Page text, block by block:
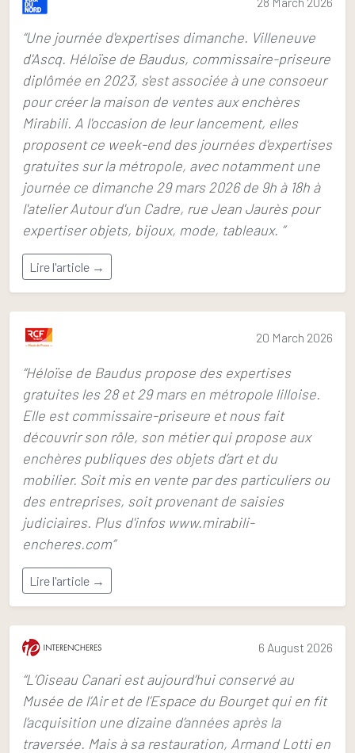
“Une journée d'expertises dimanche. Villeneuve
d'Ascq. Héloïse de Baudus, commissaire-priseure
diplômée en 2023, s'est associée à une consoeur
pour créer la maison de ventes aux enchères
Mirabili. A l'occasion de leur lancement, elles
proposent ce week-end des journées d'expertises
gratuites sur la métropole, avec notamment une
journée ce dimanche 29 mars 2026 de 9h à 18h à
l'atelier Autour d'un Cadre, rue Jean Jaurès pour
expertiser objets, bijoux, mode, tableaux. ”
Lire l'article →
20 March 2026
“Héloïse de Baudus propose des expertises
gratuites les 28 et 29 mars en métropole lilloise.
Elle est commissaire-priseure et nous fait
découvrir son rôle, son métier qui propose aux
enchères publiques des objets d’art et du
mobilier. Soit mis en vente par des particuliers ou
des entreprises, soit provenant de saisies
judiciaires. Plus d'infos www.mirabili-
encheres.com”
Lire l'article →
6 August 2026
“L’Oiseau Canari est aujourd’hui conservé au
Musée de l’Air et de l’Espace du Bourget qui en fit
l’acquisition une dizaine d’années après la
traversée. Mais à sa restauration, Armand Lotti en